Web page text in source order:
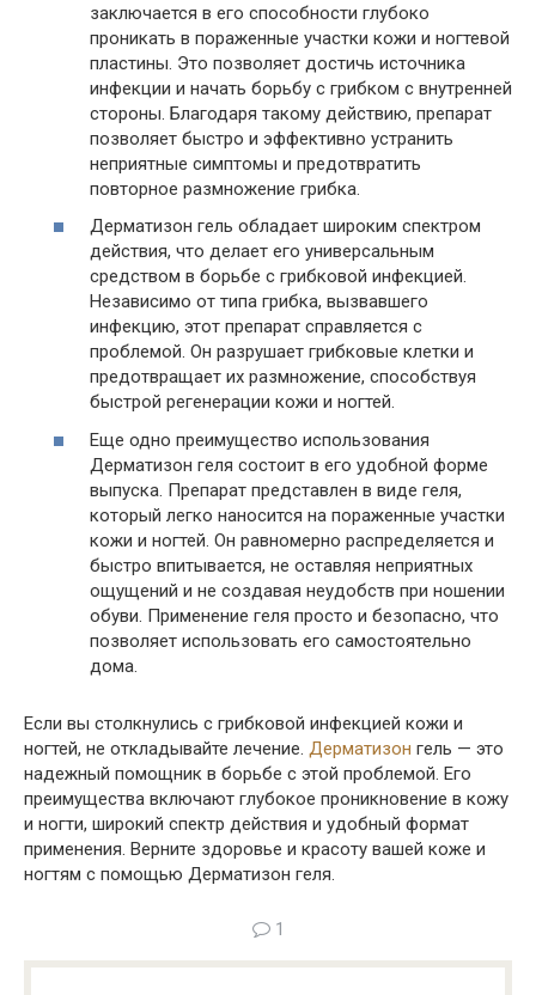
заключается в его способности глубоко
проникать в пораженные участки кожи и ногтевой
пластины. Это позволяет достичь источника
инфекции и начать борьбу с грибком с внутренней
стороны. Благодаря такому действию, препарат
позволяет быстро и эффективно устранить
неприятные симптомы и предотвратить
повторное размножение грибка.
Дерматизон гель обладает широким спектром
действия, что делает его универсальным
средством в борьбе с грибковой инфекцией.
Независимо от типа грибка, вызвавшего
инфекцию, этот препарат справляется с
проблемой. Он разрушает грибковые клетки и
предотвращает их размножение, способствуя
быстрой регенерации кожи и ногтей.
Еще одно преимущество использования
Дерматизон геля состоит в его удобной форме
выпуска. Препарат представлен в виде геля,
который легко наносится на пораженные участки
кожи и ногтей. Он равномерно распределяется и
быстро впитывается, не оставляя неприятных
ощущений и не создавая неудобств при ношении
обуви. Применение геля просто и безопасно, что
позволяет использовать его самостоятельно
дома.
Если вы столкнулись с грибковой инфекцией кожи и
ногтей, не откладывайте лечение. Дерматизон гель — это
надежный помощник в борьбе с этой проблемой. Его
преимущества включают глубокое проникновение в кожу
и ногти, широкий спектр действия и удобный формат
применения. Верните здоровье и красоту вашей коже и
ногтям с помощью Дерматизон геля.
1